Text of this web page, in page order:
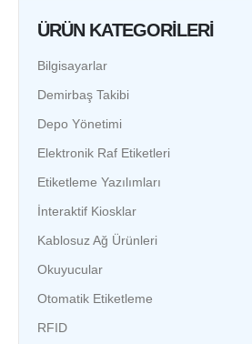
ÜRÜN KATEGORILERI
Bilgisayarlar
Demirbaş Takibi
Depo Yönetimi
Elektronik Raf Etiketleri
Etiketleme Yazılımları
İnteraktif Kiosklar
Kablosuz Ağ Ürünleri
Okuyucular
Otomatik Etiketleme
RFID